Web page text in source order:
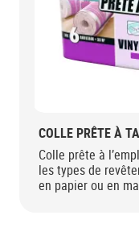
COLLE PRÊTE À
Colle prête à
les types de
en papier ou en